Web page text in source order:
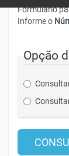
Formulário
Informe o
Opção